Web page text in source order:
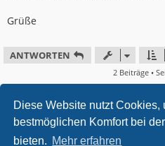
Diese Website nutzt Cookies,
bestmöglichen Komfort bei
bieten. Mehr erfahren
Grüße
ANTWORTEN
2 Beiträge •
Startseite Foren-Übersicht